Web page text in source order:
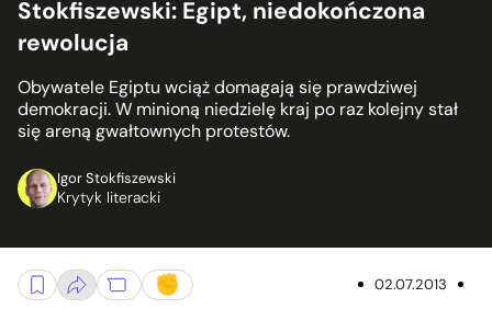
Stokfiszewski: Egipt, niedokończona
rewolucja
Obywatele Egiptu wciąż domagają się prawdziwej
demokracji. W minioną niedzielę kraj po raz kolejny stał
się areną gwałtownych protestów.
Igor Stokfiszewski
Krytyk literacki
02.07.2013